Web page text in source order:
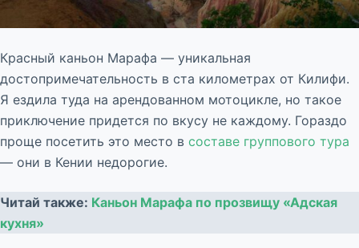
Красный каньон Марафа — уникальная
достопримечательность в ста километрах от Килифи.
Я ездила туда на арендованном мотоцикле, но такое
приключение придется по вкусу не каждому. Гораздо
проще посетить это место в составе группового тура
— они в Кении недорогие.
Читай также: Каньон Марафа по прозвищу «Адская
кухня»